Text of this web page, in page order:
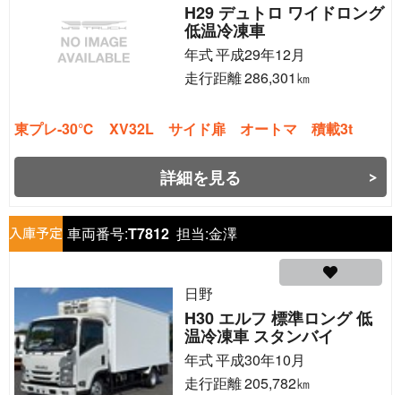
H29 デュトロ ワイドロング
低温冷凍車
年式平成29年12月
走行距離286,301㎞
東プレ-30℃ XV32L サイド扉 オートマ 積載3t
詳細を見る
車両番号:T7812 担当:金澤
日野
H30 エルフ 標準ロング 低
温冷凍車 スタンバイ
年式平成30年10月
走行距離205,782㎞